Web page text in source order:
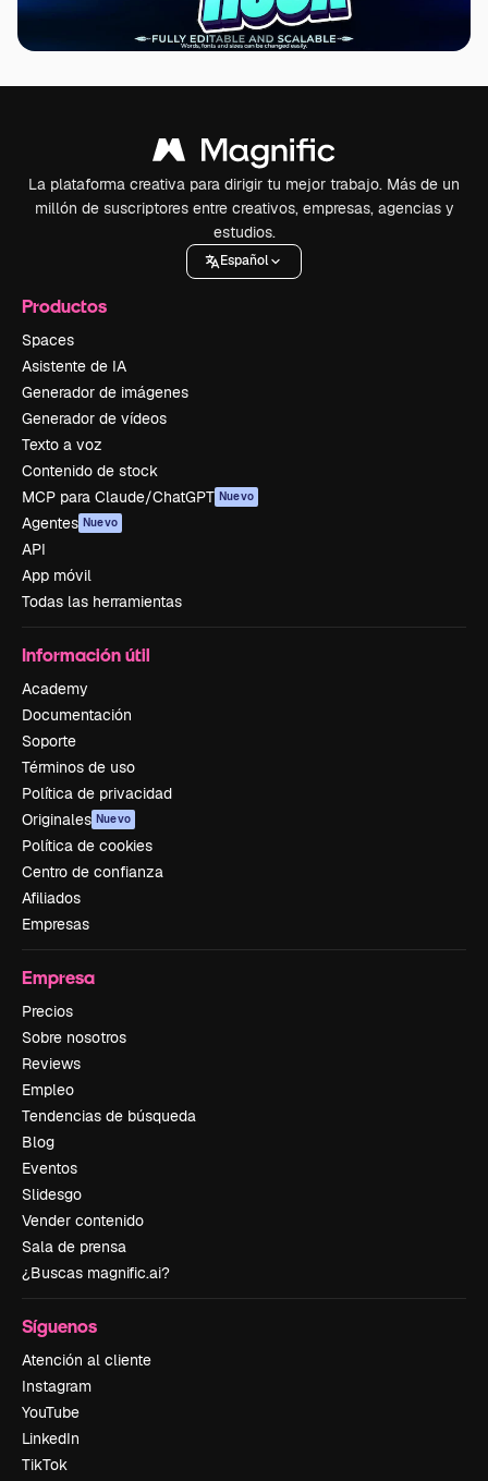
La plataforma creativa para dirigir tu mejor trabajo. Más de un
millón de suscriptores entre creativos, empresas, agencias y
estudios.
Español
Productos
Spaces
Asistente de IA
Generador de imágenes
Generador de vídeos
Texto a voz
Contenido de stock
MCP para Claude/ChatGPT Nuevo
Agentes Nuevo
API
App móvil
Todas las herramientas
Información útil
Academy
Documentación
Soporte
Términos de uso
Política de privacidad
Originales Nuevo
Política de cookies
Centro de confianza
Afiliados
Empresas
Empresa
Precios
Sobre nosotros
Reviews
Empleo
Tendencias de búsqueda
Blog
Eventos
Slidesgo
Vender contenido
Sala de prensa
¿Buscas magnific.ai?
Síguenos
Atención al cliente
Instagram
YouTube
LinkedIn
TikTok